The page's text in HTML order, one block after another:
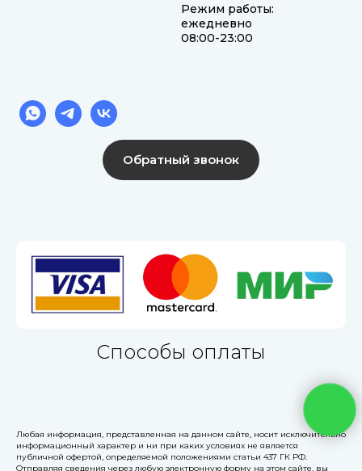
Режим работы:
ежедневно
08:00-23:00
Обратный звонок
Способы оплаты
Любая информация, представленная на данном сайте, носит исключительно
информационный характер и ни при каких условиях не является
публичной офертой, определяемой положениями статьи 437 ГК РФ.
Отправляя сведения через любую электронную форму на этом сайте, вы